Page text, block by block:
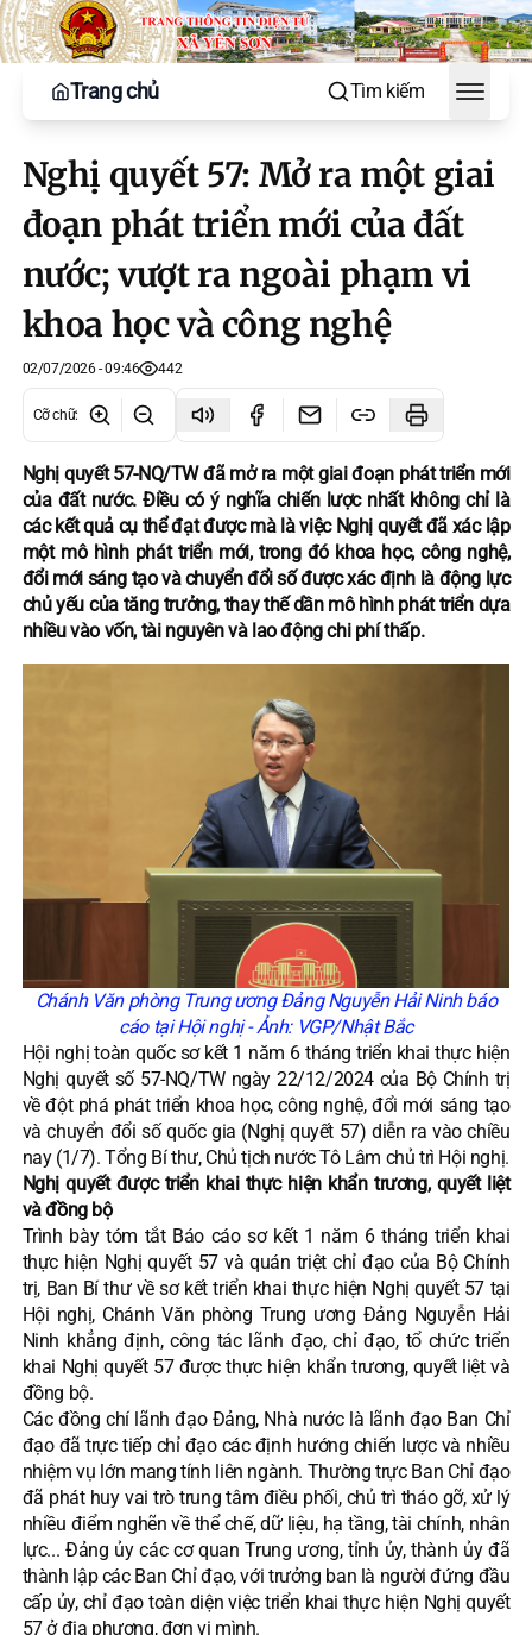
Trang chủ Tìm kiếm
Toggle
Nghị quyết 57: Mở ra một giai
đoạn phát triển mới của đất
nước; vượt ra ngoài phạm vi
khoa học và công nghệ
02/07/2026 - 09:46 442
Cỡ chữ:
Nghị quyết 57-NQ/TW đã mở ra một giai đoạn phát triển mới
của đất nước. Điều có ý nghĩa chiến lược nhất không chỉ là
các kết quả cụ thể đạt được mà là việc Nghị quyết đã xác lập
một mô hình phát triển mới, trong đó khoa học, công nghệ,
đổi mới sáng tạo và chuyển đổi số được xác định là động lực
chủ yếu của tăng trưởng, thay thế dần mô hình phát triển dựa
nhiều vào vốn, tài nguyên và lao động chi phí thấp.
Chánh Văn phòng Trung ương Đảng Nguyễn Hải Ninh báo
cáo tại Hội nghị - Ảnh: VGP/Nhật Bắc
Hội nghị toàn quốc sơ kết 1 năm 6 tháng triển khai thực hiện
Nghị quyết số 57-NQ/TW ngày 22/12/2024 của Bộ Chính trị
về đột phá phát triển khoa học, công nghệ, đổi mới sáng tạo
và chuyển đổi số quốc gia (Nghị quyết 57) diễn ra vào chiều
nay (1/7). Tổng Bí thư, Chủ tịch nước Tô Lâm chủ trì Hội nghị.
Nghị quyết được triển khai thực hiện khẩn trương, quyết liệt
và đồng bộ
Trình bày tóm tắt Báo cáo sơ kết 1 năm 6 tháng triển khai
thực hiện Nghị quyết 57 và quán triệt chỉ đạo của Bộ Chính
trị, Ban Bí thư về sơ kết triển khai thực hiện Nghị quyết 57 tại
Hội nghị, Chánh Văn phòng Trung ương Đảng Nguyễn Hải
Ninh khẳng định, công tác lãnh đạo, chỉ đạo, tổ chức triển
khai Nghị quyết 57 được thực hiện khẩn trương, quyết liệt và
đồng bộ.
Các đồng chí lãnh đạo Đảng, Nhà nước là lãnh đạo Ban Chỉ
đạo đã trực tiếp chỉ đạo các định hướng chiến lược và nhiều
nhiệm vụ lớn mang tính liên ngành. Thường trực Ban Chỉ đạo
đã phát huy vai trò trung tâm điều phối, chủ trì tháo gỡ, xử lý
nhiều điểm nghẽn về thể chế, dữ liệu, hạ tầng, tài chính, nhân
lực... Đảng ủy các cơ quan Trung ương, tỉnh ủy, thành ủy đã
thành lập các Ban Chỉ đạo, với trưởng ban là người đứng đầu
cấp ủy, chỉ đạo toàn diện việc triển khai thực hiện Nghị quyết
57 ở địa phương, đơn vị mình.